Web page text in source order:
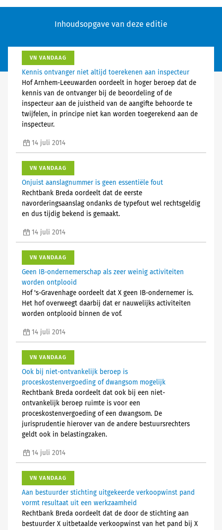
Inhoudsopgave van deze editie
VN VANDAAG
Kennis ontvanger niet altijd toerekenen aan inspecteur
Hof Arnhem-Leeuwarden oordeelt in hoger beroep dat de
kennis van de ontvanger bij de beoordeling of de
inspecteur aan de juistheid van de aangifte behoorde te
twijfelen, in principe niet kan worden toegerekend aan de
inspecteur.
14 juli 2014
VN VANDAAG
Onjuist aanslagnummer is geen essentiële fout
Rechtbank Breda oordeelt dat de eerste
navorderingsaanslag ondanks de typefout wel rechtsgeldig
en dus tijdig bekend is gemaakt.
14 juli 2014
VN VANDAAG
Geen IB-ondernemerschap als zeer weinig activiteiten
worden ontplooid
Hof 's-Gravenhage oordeelt dat X geen IB-ondernemer is.
Het hof overweegt daarbij dat er nauwelijks activiteiten
worden ontplooid binnen de vof.
14 juli 2014
VN VANDAAG
Ook bij niet-ontvankelijk beroep is
proceskostenvergoeding of dwangsom mogelijk
Rechtbank Breda oordeelt dat ook bij een niet-
ontvankelijk beroep ruimte is voor een
proceskostenvergoeding of een dwangsom. De
jurisprudentie hierover van de andere bestuursrechters
geldt ook in belastingzaken.
14 juli 2014
VN VANDAAG
Aan bestuurder stichting uitgekeerde verkoopwinst pand
vormt resultaat uit een werkzaamheid
Rechtbank Breda oordeelt dat de door de stichting aan
bestuurder X uitbetaalde verkoopwinst van het pand bij X